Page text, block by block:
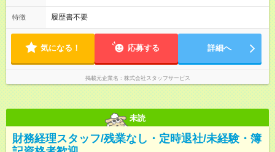
特徴 履歴書不要
気になる！ 応募する 詳細へ
掲載元企業名 株式会社スタッフサービス
未読
財務経理スタッフ/残業なし・定時退社/未経験・簿